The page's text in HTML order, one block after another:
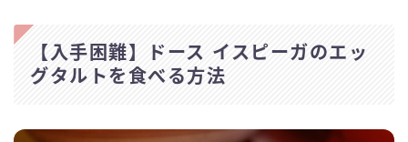
【入手困難】ドース イスピーガのエッ
グタルトを食べる方法